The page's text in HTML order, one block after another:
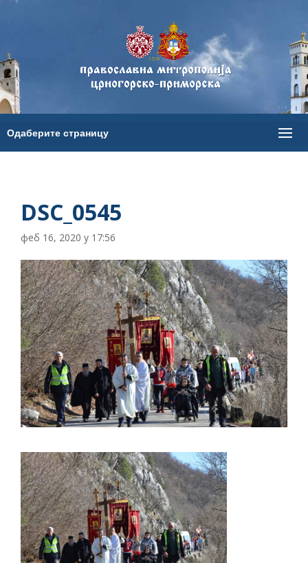
DSC_0545
феб 16, 2020 у 17:56